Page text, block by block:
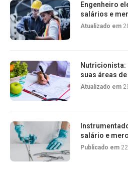
Engenheiro
salários e
Atualizado em
Nutricionista:
suas áreas
Atualizado em
salário e
Publicado em